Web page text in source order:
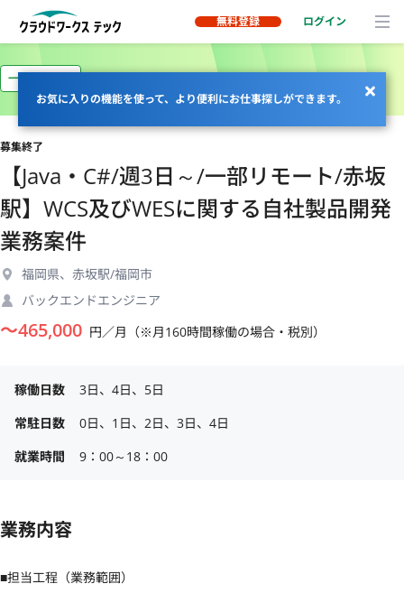
無料登録 ログイン
お気に入りの機能を使って、より便利にお仕事探しができます。
一部リモート
募集終了
【Java・C#/週3日～/一部リモート/赤坂
駅】WCS及びWESに関する自社製品開発
業務案件
福岡県、赤坂駅/福岡市
バックエンドエンジニア
〜465,000 円／月（※月160時間稼働の場合・税別）
稼働日数
3日、4日、5日
常駐日数
0日、1日、2日、3日、4日
就業時間
9：00～18：00
業務内容
■担当工程（業務範囲）